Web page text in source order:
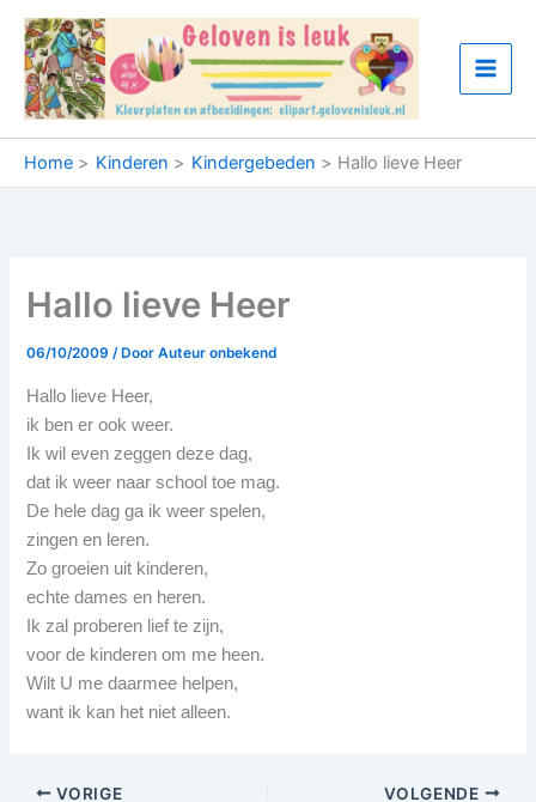
naar
inhoud
Home Kinderen Kindergebeden Hallo lieve Heer
Hallo lieve Heer
06/10/2009/ DoorAuteur onbekend
Hallo lieve Heer,
ik ben er ook weer.
Ik wil even zeggen deze dag,
dat ik weer naar school toe mag.
De hele dag ga ik weer spelen,
zingen en leren.
Zo groeien uit kinderen,
echte dames en heren.
Ik zal proberen lief te zijn,
voor de kinderen om me heen.
Wilt U me daarmee helpen,
want ik kan het niet alleen.
VORIGE VOLGENDE